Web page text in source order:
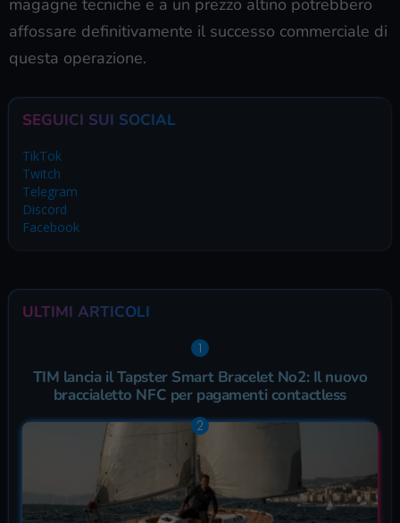
magagne tecniche e a un prezzo altino potrebbero
affossare definitivamente il successo commerciale di
questa operazione.
SEGUICI SUI SOCIAL
TikTok
Twitch
Telegram
Discord
Facebook
ULTIMI ARTICOLI
TIM lancia il Tapster Smart Bracelet No2: Il nuovo
braccialetto NFC per pagamenti contactless